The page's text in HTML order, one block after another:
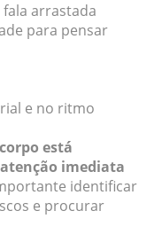
arrastada
para pensar
e no ritmo
está
imediata
identificar
e procurar